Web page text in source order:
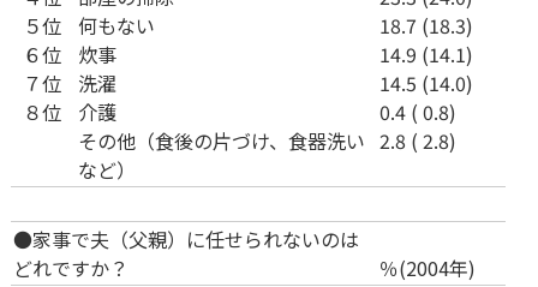
５位
６位
７位
８位
何もない
炊事
洗濯
介護
その他（食後の片づけ、食器洗い
など）
18.7 (18.3)
14.9 (14.1)
14.5 (14.0)
0.4 ( 0.8)
2.8 ( 2.8)
●家事で夫（父親）に任せられないのは
どれですか？
％(2004年)